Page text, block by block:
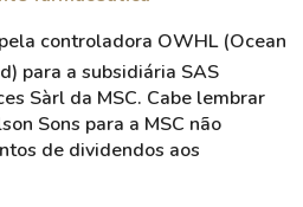
controladora OWHL (Ocean
para a subsidiária SAS
Sàrl da MSC. Cabe lembrar
Sons para a MSC não
de dividendos aos